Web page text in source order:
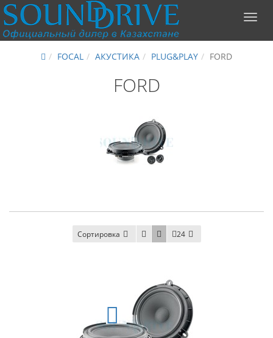
FOCAL АКУСТИКА PLUG&PLAY FORD
FORD
Сортировка 24